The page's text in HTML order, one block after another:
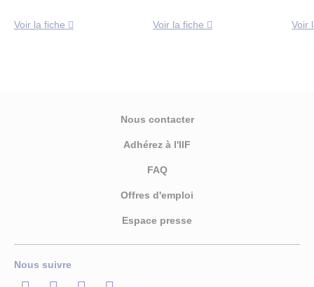
Voir la fiche Voir la fiche Voir
Nous contacter
Adhérez à l'IIF
FAQ
Offres d'emploi
Espace presse
Nous suivre